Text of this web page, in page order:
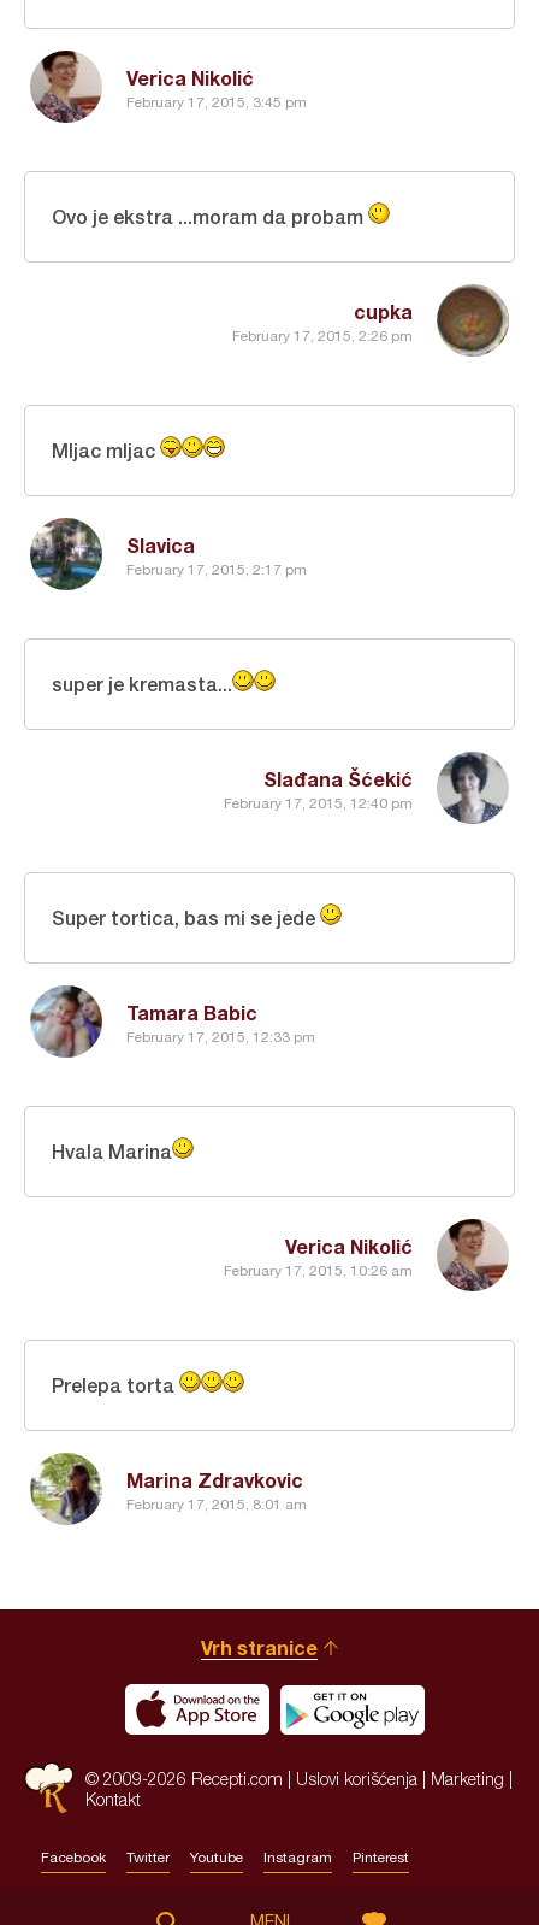
Verica Nikolić
February 17, 2015, 3:45 pm
cupka
February 17, 2015, 2:26 pm
Ovo je ekstra ...moram da probam
Slavica
February 17, 2015, 2:17 pm
Mljac mljac
Slađana Šćekić
February 17, 2015, 12:40 pm
super je kremasta...
Tamara Babic
February 17, 2015, 12:33 pm
Super tortica, bas mi se jede
Verica Nikolić
February 17, 2015, 10:26 am
Hvala Marina
Marina Zdravkovic
February 17, 2015, 8:01 am
Prelepa torta
Vrh stranice
© 2009-2026 Recepti.com | Uslovi korišćenja Marketing
Kontakt
Facebook Twitter Youtube Instagram Pinterest